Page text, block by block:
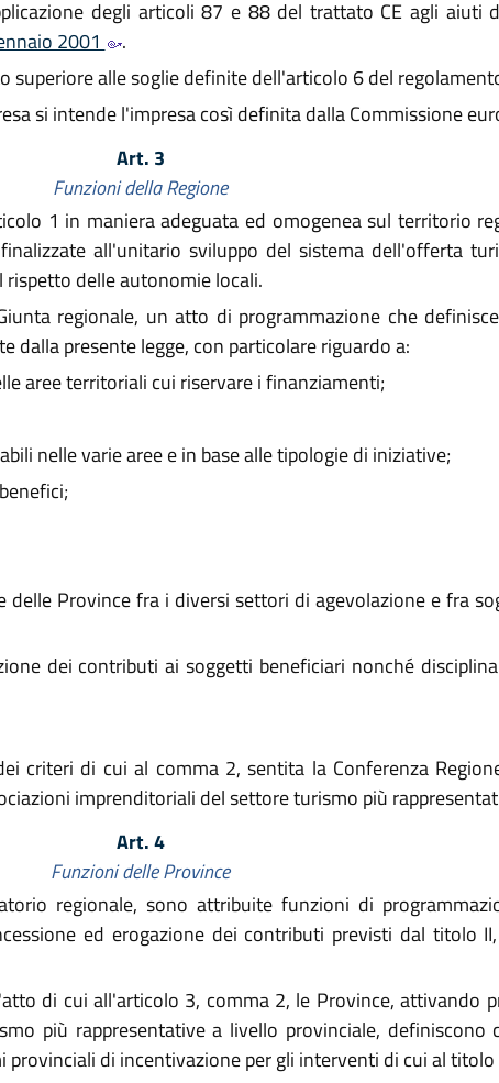
degli articoli 87 e 88 del trattato CE agli aiuti
2001
.
superiore alle soglie definite dell'articolo 6 del
si intende l'impresa così definita dalla Commissione
Art. 3
Funzioni della Regione
1 in maniera adeguata ed omogenea sul territorio
all'unitario sviluppo del sistema dell'offerta
delle autonomie locali.
regionale, un atto di programmazione che
dalla presente legge, con particolare riguardo a:
aree territoriali cui riservare i finanziamenti;
nelle varie aree e in base alle tipologie di iniziative;
Province fra i diversi settori di agevolazione e fra
dei contributi ai soggetti beneficiari nonché
criteri di cui al comma 2, sentita la Conferenza
imprenditoriali del settore turismo più
Art. 4
Funzioni delle Province
regionale, sono attribuite funzioni di
ed erogazione dei contributi previsti dal titolo
di cui all'articolo 3, comma 2, le Province, attivando
più rappresentative a livello provinciale, definiscono
di incentivazione per gli interventi di cui al titolo